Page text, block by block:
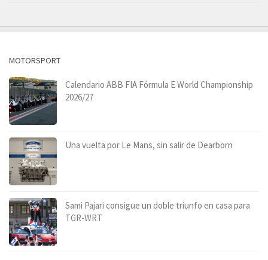
MOTORSPORT
Calendario ABB FIA Fórmula E World Championship
2026/27
Una vuelta por Le Mans, sin salir de Dearborn
Sami Pajari consigue un doble triunfo en casa para
TGR-WRT